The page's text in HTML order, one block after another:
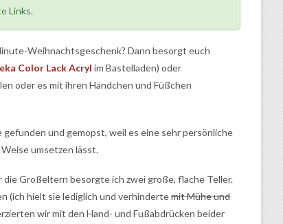
Links.
Weihnachtsgeschenk? Dann besorgt euch
Color Lack Acryl im Bastelladen) oder
oder es mit ihren Händchen und Füßchen
und gemopst, weil es eine sehr persönliche
umsetzen lässt.
Großeltern besorgte ich zwei große, flache Teller.
(ich hielt sie lediglich und verhindertemit Mühe und
wir mit den Hand- und Fußabdrücken beider